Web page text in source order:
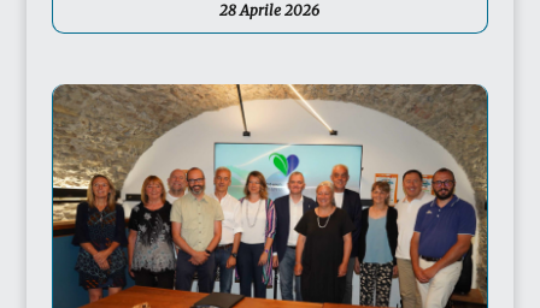
28 Aprile 2026